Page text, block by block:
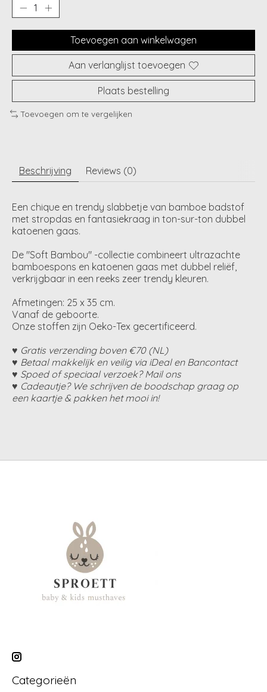
Toevoegen aan winkelwagen
Aan verlanglijst toevoegen
Plaats bestelling
Toevoegen om te vergelijken
Beschrijving Reviews (0)
Een chique en trendy slabbetje van bamboe badstof
met stropdas en fantasiekraag in ton-sur-ton dubbel
katoenen gaas.
De "Soft Bambou" -collectie combineert ultrazachte
bamboespons en katoenen gaas met dubbel reliëf,
verkrijgbaar in een reeks zeer trendy kleuren.
Afmetingen: 25 x 35 cm.
Vanaf de geboorte.
Onze stoffen zijn Oeko-Tex gecertificeerd.
♥ Gratis verzending boven €70 (NL)
♥ Betaal makkelijk en veilig via iDeal en Bancontact
♥ Spoed of speciaal verzoek? Mail ons
♥ Cadeautje? We schrijven de boodschap graag op
een kaartje & pakken het mooi in!
Categorieën